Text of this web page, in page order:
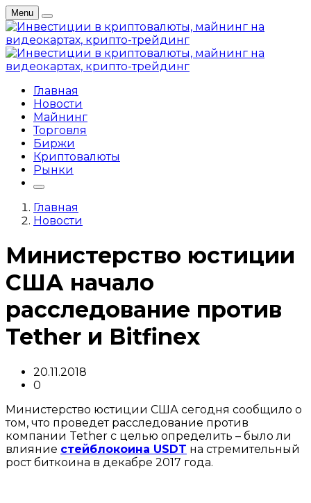
Menu
Главная
Новости
Майнинг
Торговля
Биржи
Криптовалюты
Рынки
Главная
Новости
Министерство юстиции
США начало
расследование против
Tether и Bitfinex
20.11.2018
0
Министерство юстиции США сегодня сообщило о
том, что проведет расследование против
компании Tether с целью определить – было ли
влияние стейблокоина USDT на стремительный
рост биткоина в декабре 2017 года.